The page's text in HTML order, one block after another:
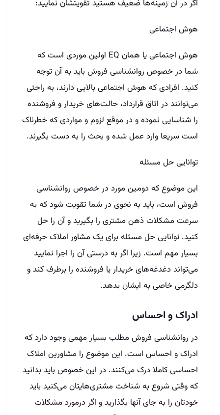
اگر در آن زمینه‌ها ضعیف هستید تقویتشان نمایید:
هوش اجتماعی
هوش اجتماعی یا همان
اولین موردی است که
شما در خصوص روانشناسی فروش باید به آن توجه
کنید. افرادی که هوش اجتماعی بالایی دارند، به راحتی
می‌توانند در اتاق قرارداد، حالت‌های خریدار و فروشنده
را شناسایی نموده و در موقع لزوم و مواردی که خطرناک
است سریعا وارد عمل شده و بحث را به دست بگیرند.
توانایی حل مسئله
این موضوع که دومین مورد در خصوص روانشناسی
فروش است، باید به نحوی در شما تقویت شود که به
سرعت مشکلات ذهن مشتری را بگیرید و آن را حل
کنید. توانایی حل مسئله برای یک مشاور املاک حرفه‌ای
بسیار مهم است. زیرا اگر به درستی آن را اجرا نمایید
می‌تواند دغدغه‌های خریدار یا فروشنده را برطرف کند و
دلگرمی خاصی به ایشان بدهد.
ادراک و احساس
در روانشناسی فروش مطلب بسیار مهمی وجود دارد که
ادراک و احساس است. این موضوع را مشاورین املاک
احساسی کاملا درک می‌کنند. در این خصوص باید بدانید
که وقتی شروع به شناخت مشتری‌هایتان می‌کنید باید
خودتان را به جای آنها بگذارید و اگر درمورد مشکلات